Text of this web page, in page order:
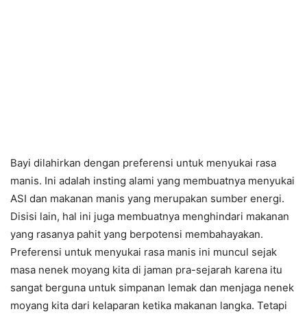
Bayi dilahirkan dengan preferensi untuk menyukai rasa
manis. Ini adalah insting alami yang membuatnya menyukai
ASI dan makanan manis yang merupakan sumber energi.
Disisi lain, hal ini juga membuatnya menghindari makanan
yang rasanya pahit yang berpotensi membahayakan.
Preferensi untuk menyukai rasa manis ini muncul sejak
masa nenek moyang kita di jaman pra-sejarah karena itu
sangat berguna untuk simpanan lemak dan menjaga nenek
moyang kita dari kelaparan ketika makanan langka. Tetapi